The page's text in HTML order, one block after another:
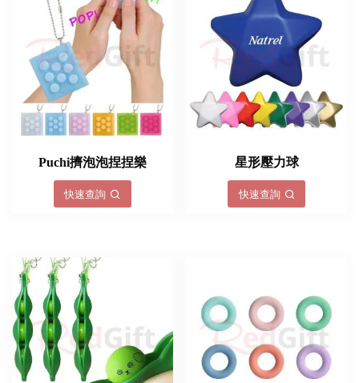
Puchi擠泡泡捏捏樂
快速查詢
星形壓力球
快速查詢